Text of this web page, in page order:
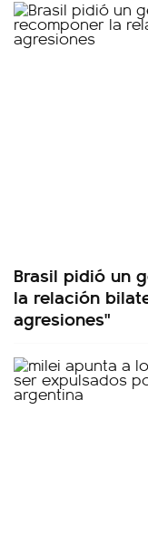
Brasil pidió un
la relación
agresiones"